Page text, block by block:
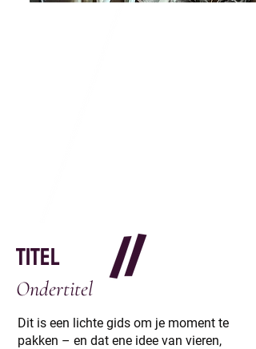
titel
Ondertitel
Dit is een lichte gids om je moment te
pakken – en dat ene idee van vieren,